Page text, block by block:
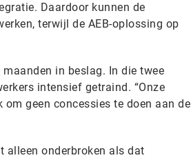
Daardoor kunnen de
terwijl de AEB-oplossing op
in beslag. In die twee
intensief getraind. “Onze
geen concessies te doen aan de
alleen onderbroken als dat